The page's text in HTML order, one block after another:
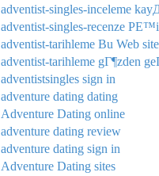
adventist-singles-inceleme
adventist-singles-recenze
adventist-tarihleme Bu Web
adventist-tarihleme gГ¶zden
adventistsingles sign in
adventure dating dating
Adventure Dating online
adventure dating review
adventure dating sign in
Adventure Dating sites